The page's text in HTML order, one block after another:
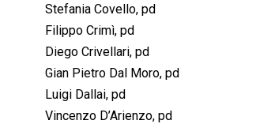
Stefania Covello, pd
Filippo Crimì, pd
Diego Crivellari, pd
Gian Pietro Dal Moro, pd
Luigi Dallai, pd
Vincenzo D’Arienzo, pd